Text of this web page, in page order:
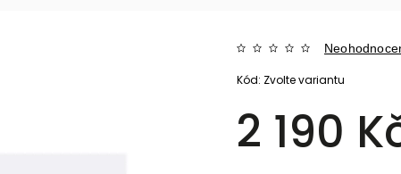
2 190
Kód: Zvolte variantu